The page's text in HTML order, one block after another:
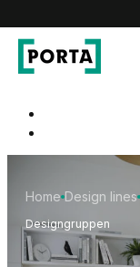
Home Design lines
Designgruppen